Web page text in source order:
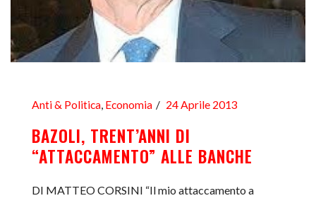
Anti & Politica, Economia 24 Aprile 2013
BAZOLI, TRENT’ANNI DI
“ATTACCAMENTO” ALLE BANCHE
DI MATTEO CORSINI “Il mio attaccamento a